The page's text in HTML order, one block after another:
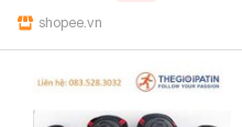
tập đá quý cường độ cao - Trò
shopee.vn